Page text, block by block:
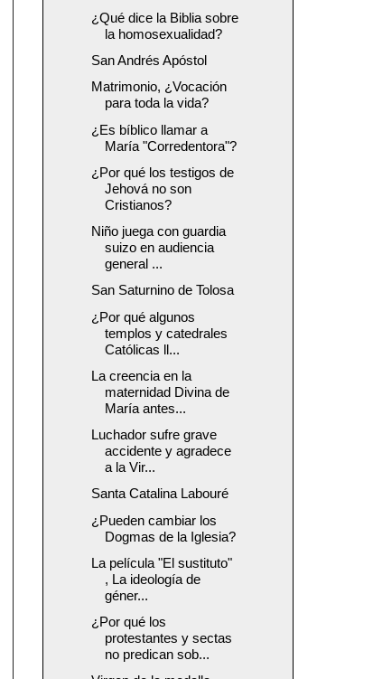
¿Qué dice la Biblia sobre
la homosexualidad?
San Andrés Apóstol
Matrimonio, ¿Vocación
para toda la vida?
¿Es bíblico llamar a
María "Corredentora"?
¿Por qué los testigos de
Jehová no son
Cristianos?
Niño juega con guardia
suizo en audiencia
general ...
San Saturnino de Tolosa
¿Por qué algunos
templos y catedrales
Católicas ll...
La creencia en la
maternidad Divina de
María antes...
Luchador sufre grave
accidente y agradece
a la Vir...
Santa Catalina Labouré
¿Pueden cambiar los
Dogmas de la Iglesia?
La película "El sustituto"
, La ideología de
géner...
¿Por qué los
protestantes y sectas
no predican sob...